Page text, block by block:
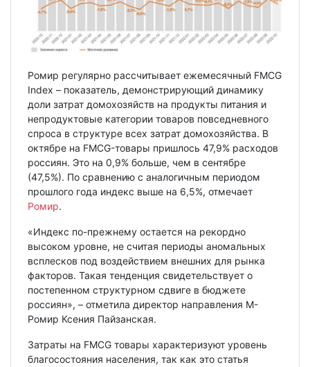
Ромир регулярно рассчитывает ежемесячный FMCG
Index – показатель, демонстрирующий динамику
доли затрат домохозяйств на продукты питания и
непродуктовые категории товаров повседневного
спроса в структуре всех затрат домохозяйства. В
октябре на FMCG-товары пришлось 47,9% расходов
россиян. Это на 0,9% больше, чем в сентябре
(47,5%). По сравнению с аналогичным периодом
прошлого года индекс выше на 6,5%, отмечает
Ромир.
«Индекс по-прежнему остается на рекордно
высоком уровне, не считая периоды аномальных
всплесков под воздействием внешних для рынка
факторов. Такая тенденция свидетельствует о
постепенном структурном сдвиге в бюджете
россиян», – отметила директор направления М-
Ромир Ксения Пайзанская.
Затраты на FMCG товары характеризуют уровень
благосостояния населения, так как это статья